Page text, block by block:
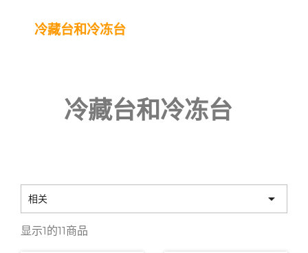
冷藏台和冷冻台
冷藏台和冷冻台
相关 
显示1的11商品